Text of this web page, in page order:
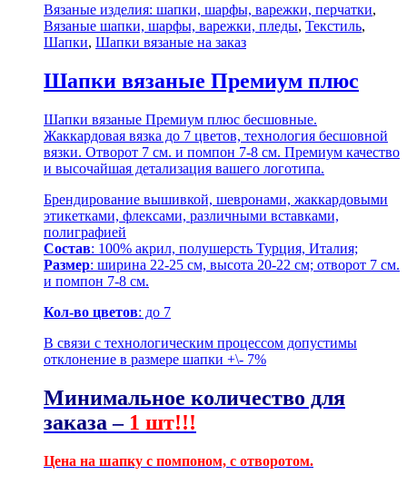
Вязаные изделия: шапки, шарфы, варежки, перчатки,
Вязаные шапки, шарфы, варежки, пледы, Текстиль,
Шапки, Шапки вязаные на заказ
Шапки вязаные Премиум плюс
Шапки вязаные Премиум плюс бесшовные.
Жаккардовая вязка до 7 цветов, технология бесшовной
вязки. Отворот 7 см. и помпон 7-8 см. Премиум качество
и высочайшая детализация вашего логотипа.
Брендирование вышивкой, шевронами, жаккардовыми
этикетками, флексами, различными вставками,
полиграфией
Состав: 100% акрил, полушерсть Турция, Италия;
Размер: ширина 22-25 см, высота 20-22 см; отворот 7 см.
и помпон 7-8 см.
Кол-во цветов: до 7
В связи с технологическим процессом допустимы
отклонение в размере шапки +\- 7%
Минимальное количество для
заказа – 1 шт!!!
Цена на шапку с помпоном, с отворотом.